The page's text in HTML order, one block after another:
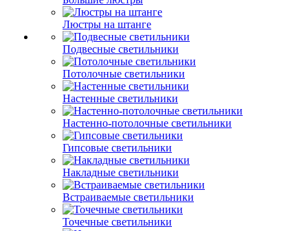
Люстры на штанге
Подвесные светильники
Потолочные светильники
Настенные светильники
Настенно-потолочные светильники
Гипсовые светильники
Накладные светильники
Встраиваемые светильники
Точечные светильники